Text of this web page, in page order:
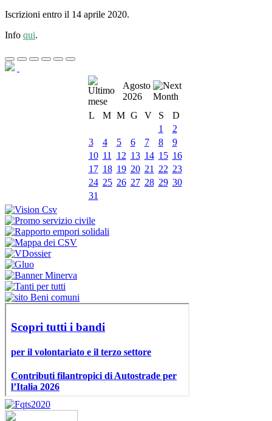
Iscrizioni entro il 14 aprile 2020.
Info qui.
Agosto
2026
L
M M G V S
D
1
2
3
4 5 6 7 8
9
10 11 12 13 14 15 16
17 18 19 20 21 22 23
24 25 26 27 28 29 30
31